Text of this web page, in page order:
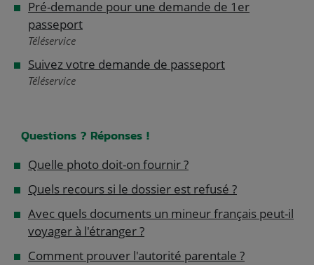
Pré-demande pour une demande de 1er
passeport
Téléservice
Suivez votre demande de passeport
Téléservice
Questions ? Réponses !
Quelle photo doit-on fournir ?
Quels recours si le dossier est refusé ?
Avec quels documents un mineur français peut-il
voyager à l'étranger ?
Comment prouver l'autorité parentale ?